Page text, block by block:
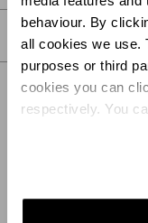
behaviour. By
all cookies we use.
purposes or third
cookies you can
respectively. You